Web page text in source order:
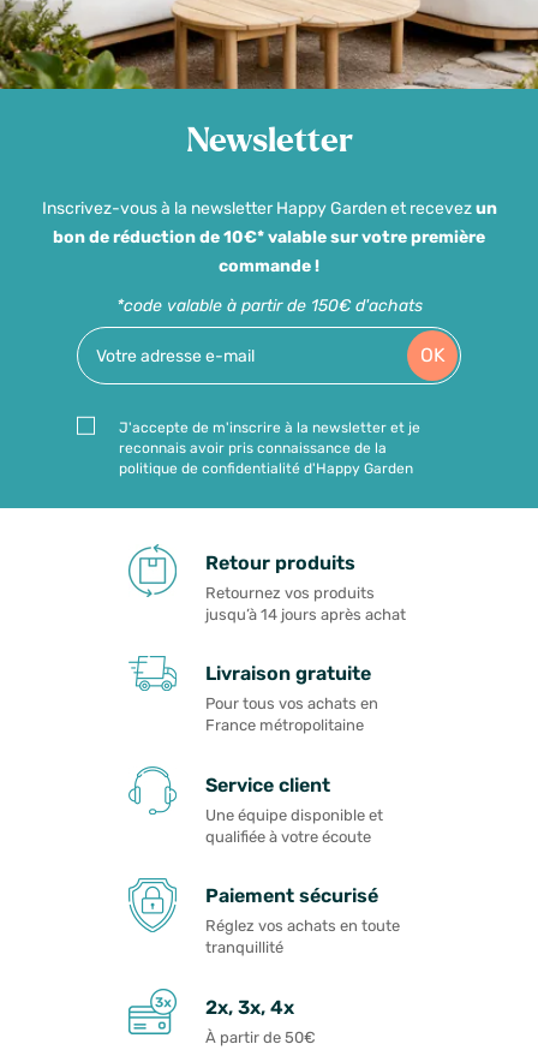
Newsletter
Inscrivez-vous à la newsletter Happy Garden et recevezun
bon de réduction de 10€* valable sur votre première
commande !
*code valable à partir de 150€ d'achats
OK
J'accepte de m'inscrire à la newsletter et je
reconnais avoir pris connaissance de la
politique de confidentialité d'Happy Garden
Retour produits
Retournez vos produits
jusqu’à 14 jours après achat
Livraison gratuite
Pour tous vos achats en
France métropolitaine
Service client
Une équipe disponible et
qualifiée à votre écoute
Paiement sécurisé
Réglez vos achats en toute
tranquillité
2x, 3x, 4x
À partir de 50€